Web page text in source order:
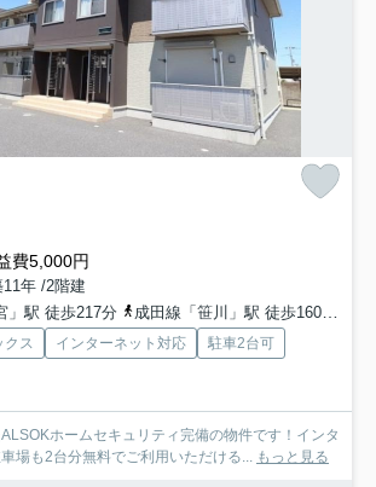
費5,000円
年 /2階建
」駅 徒歩217分
成田線「笹川」駅 徒歩160分
クス インターネット対応
駐車2台可
ホームセキュリティ完備の物件です！インタ
場も2台分無料でご利用いただける... もっと見る